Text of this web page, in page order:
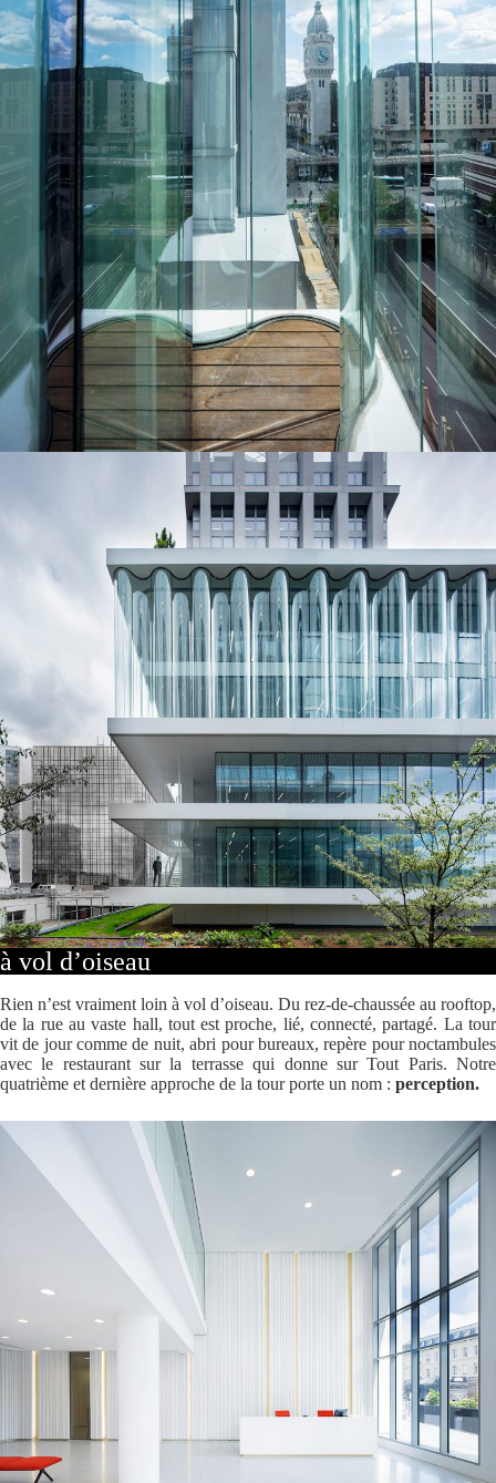
à vol d’oiseau
Rien n’est vraiment loin à vol d’oiseau. Du rez-de-chaussée au rooftop,
de la rue au vaste hall, tout est proche, lié, connecté, partagé. La tour
vit de jour comme de nuit, abri pour bureaux, repère pour noctambules
avec le restaurant sur la terrasse qui donne sur Tout Paris. Notre
quatrième et dernière approche de la tour porte un nom : perception.